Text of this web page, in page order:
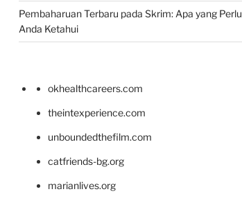
Pembaharuan Terbaru pada Skrim: Apa yang Perlu
Anda Ketahui
okhealthcareers.com
theintexperience.com
unboundedthefilm.com
catfriends-bg.org
marianlives.org